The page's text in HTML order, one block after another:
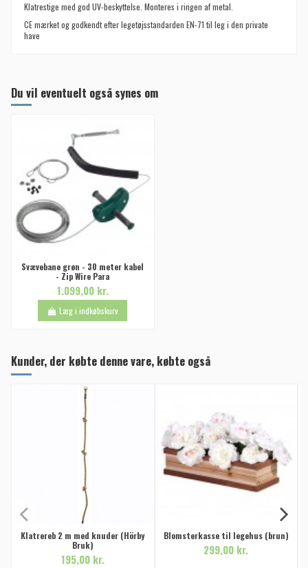
Klatrestige med god UV-beskyttelse. Monteres i ringen af metal.
CE mærket og godkendt efter legetøjsstandarden EN-71 til leg i den private
have
Du vil eventuelt også synes om
Svævebane grøn - 30 meter kabel
- Zip Wire Para
1.099,00 kr.
Læg i indkøbskurv
Kunder, der købte denne vare, købte også
Klatrereb 2 m med knuder (Hörby
Bruk)
195,00 kr.
Blomsterkasse til legehus (brun)
299,00 kr.